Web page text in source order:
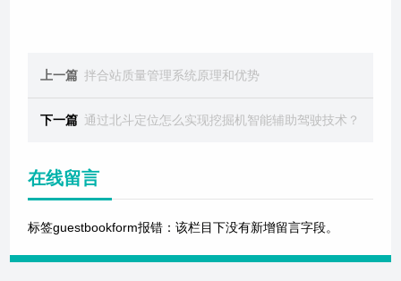
上一篇 拌合站质量管理系统原理和优势
下一篇 通过北斗定位怎么实现挖掘机智能辅助驾驶技术？
在线留言
标签guestbookform报错：该栏目下没有新增留言字段。